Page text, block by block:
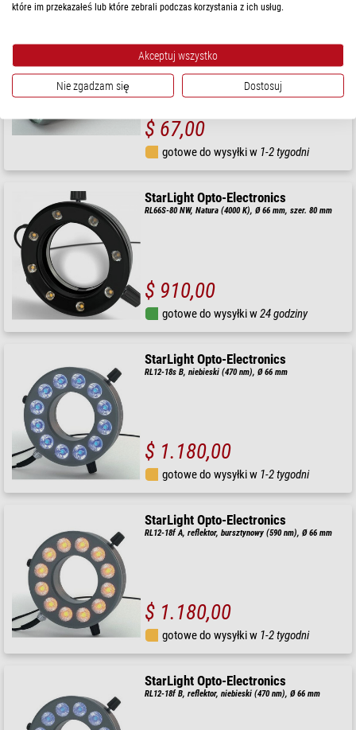
modulLED21-s PW, czysta biel (6000 K), spot (10°)
$ 67,00
gotowe do wysyłki w 1-2 tygodni
StarLight Opto-Electronics
RL66S-80 NW, Natura (4000 K), Ø 66 mm, szer. 80 mm
$ 910,00
gotowe do wysyłki w24 godziny
StarLight Opto-Electronics
RL12-18s B, niebieski (470 nm), Ø 66 mm
$ 1.180,00
gotowe do wysyłki w 1-2 tygodni
StarLight Opto-Electronics
RL12-18f A, reflektor, bursztynowy (590 nm), Ø 66 mm
$ 1.180,00
gotowe do wysyłki w 1-2 tygodni
StarLight Opto-Electronics
RL12-18f B, reflektor, niebieski (470 nm), Ø 66 mm
które im przekazałeś lub które zebrali podczas korzystania z ich usług.
Akceptuj wszystko
Nie zgadzam się Dostosuj